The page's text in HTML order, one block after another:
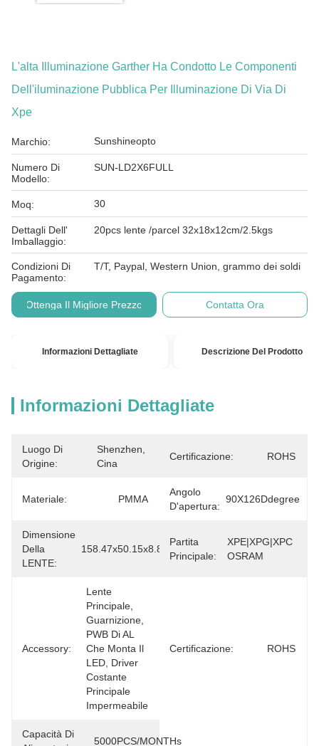
L'alta Illuminazione Garther Ha Condotto Le Componenti
Dell'iluminazione Pubblica Per Illuminazione Di Via Di
Xpe
Marchio: Sunshineopto
Numero Di
Modello:
SUN-LD2X6FULL
Moq: 30
Dettagli Dell'
Imballaggio:
20pcs lente /parcel 32x18x12cm/2.5kgs
Condizioni Di
Pagamento:
T/T, Paypal, Western Union, grammo dei soldi
Ottenga Il Migliore Prezzo Contatta Ora
Informazioni Dettagliate Descrizione Del Prodotto
Informazioni Dettagliate
Luogo Di
Origine:
Shenzhen,
Cina
Certificazione: ROHS
Materiale: PMMA
Angolo
D'apertura:
90X126Ddegree
Dimensione
Della
LENTE:
158.47x50.15x8.83mm
Partita
Principale:
XPE|XPG|XPC
OSRAM
Accessory:
Lente
Principale,
Guarnizione,
PWB Di AL
Che Monta Il
LED, Driver
Costante
Principale
Impermeabile
Certificazione: ROHS
Capacità Di
5000PCS/MONTHs